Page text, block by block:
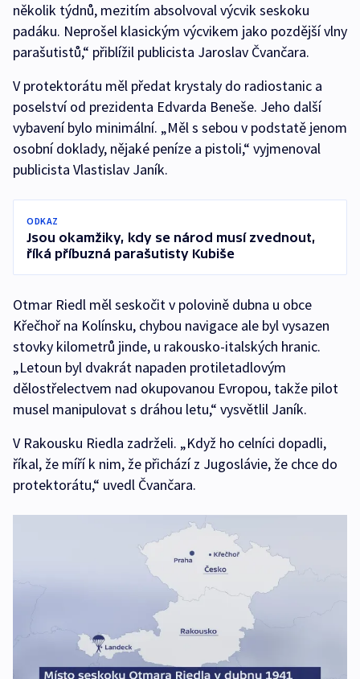
několik týdnů, mezitím absolvoval výcvik seskoku
padáku. Neprošel klasickým výcvikem jako pozdější vlny
parašutistů,“ přiblížil publicista Jaroslav Čvančara.
V protektorátu měl předat krystaly do radiostanic a
poselství od prezidenta Edvarda Beneše. Jeho další
vybavení bylo minimální. „Měl s sebou v podstatě jenom
osobní doklady, nějaké peníze a pistoli,“ vyjmenoval
publicista Vlastislav Janík.
ODKAZ
Jsou okamžiky, kdy se národ musí zvednout,
říká příbuzná parašutisty Kubiše
Otmar Riedl měl seskočit v polovině dubna u obce
Křečhoř na Kolínsku, chybou navigace ale byl vysazen
stovky kilometrů jinde, u rakousko-italských hranic.
„Letoun byl dvakrát napaden protiletadlovým
dělostřelectvem nad okupovanou Evropou, takže pilot
musel manipulovat s dráhou letu,“ vysvětlil Janík.
V Rakousku Riedla zadrželi. „Když ho celníci dopadli,
říkal, že míří k nim, že přichází z Jugoslávie, že chce do
protektorátu,“ uvedl Čvančara.